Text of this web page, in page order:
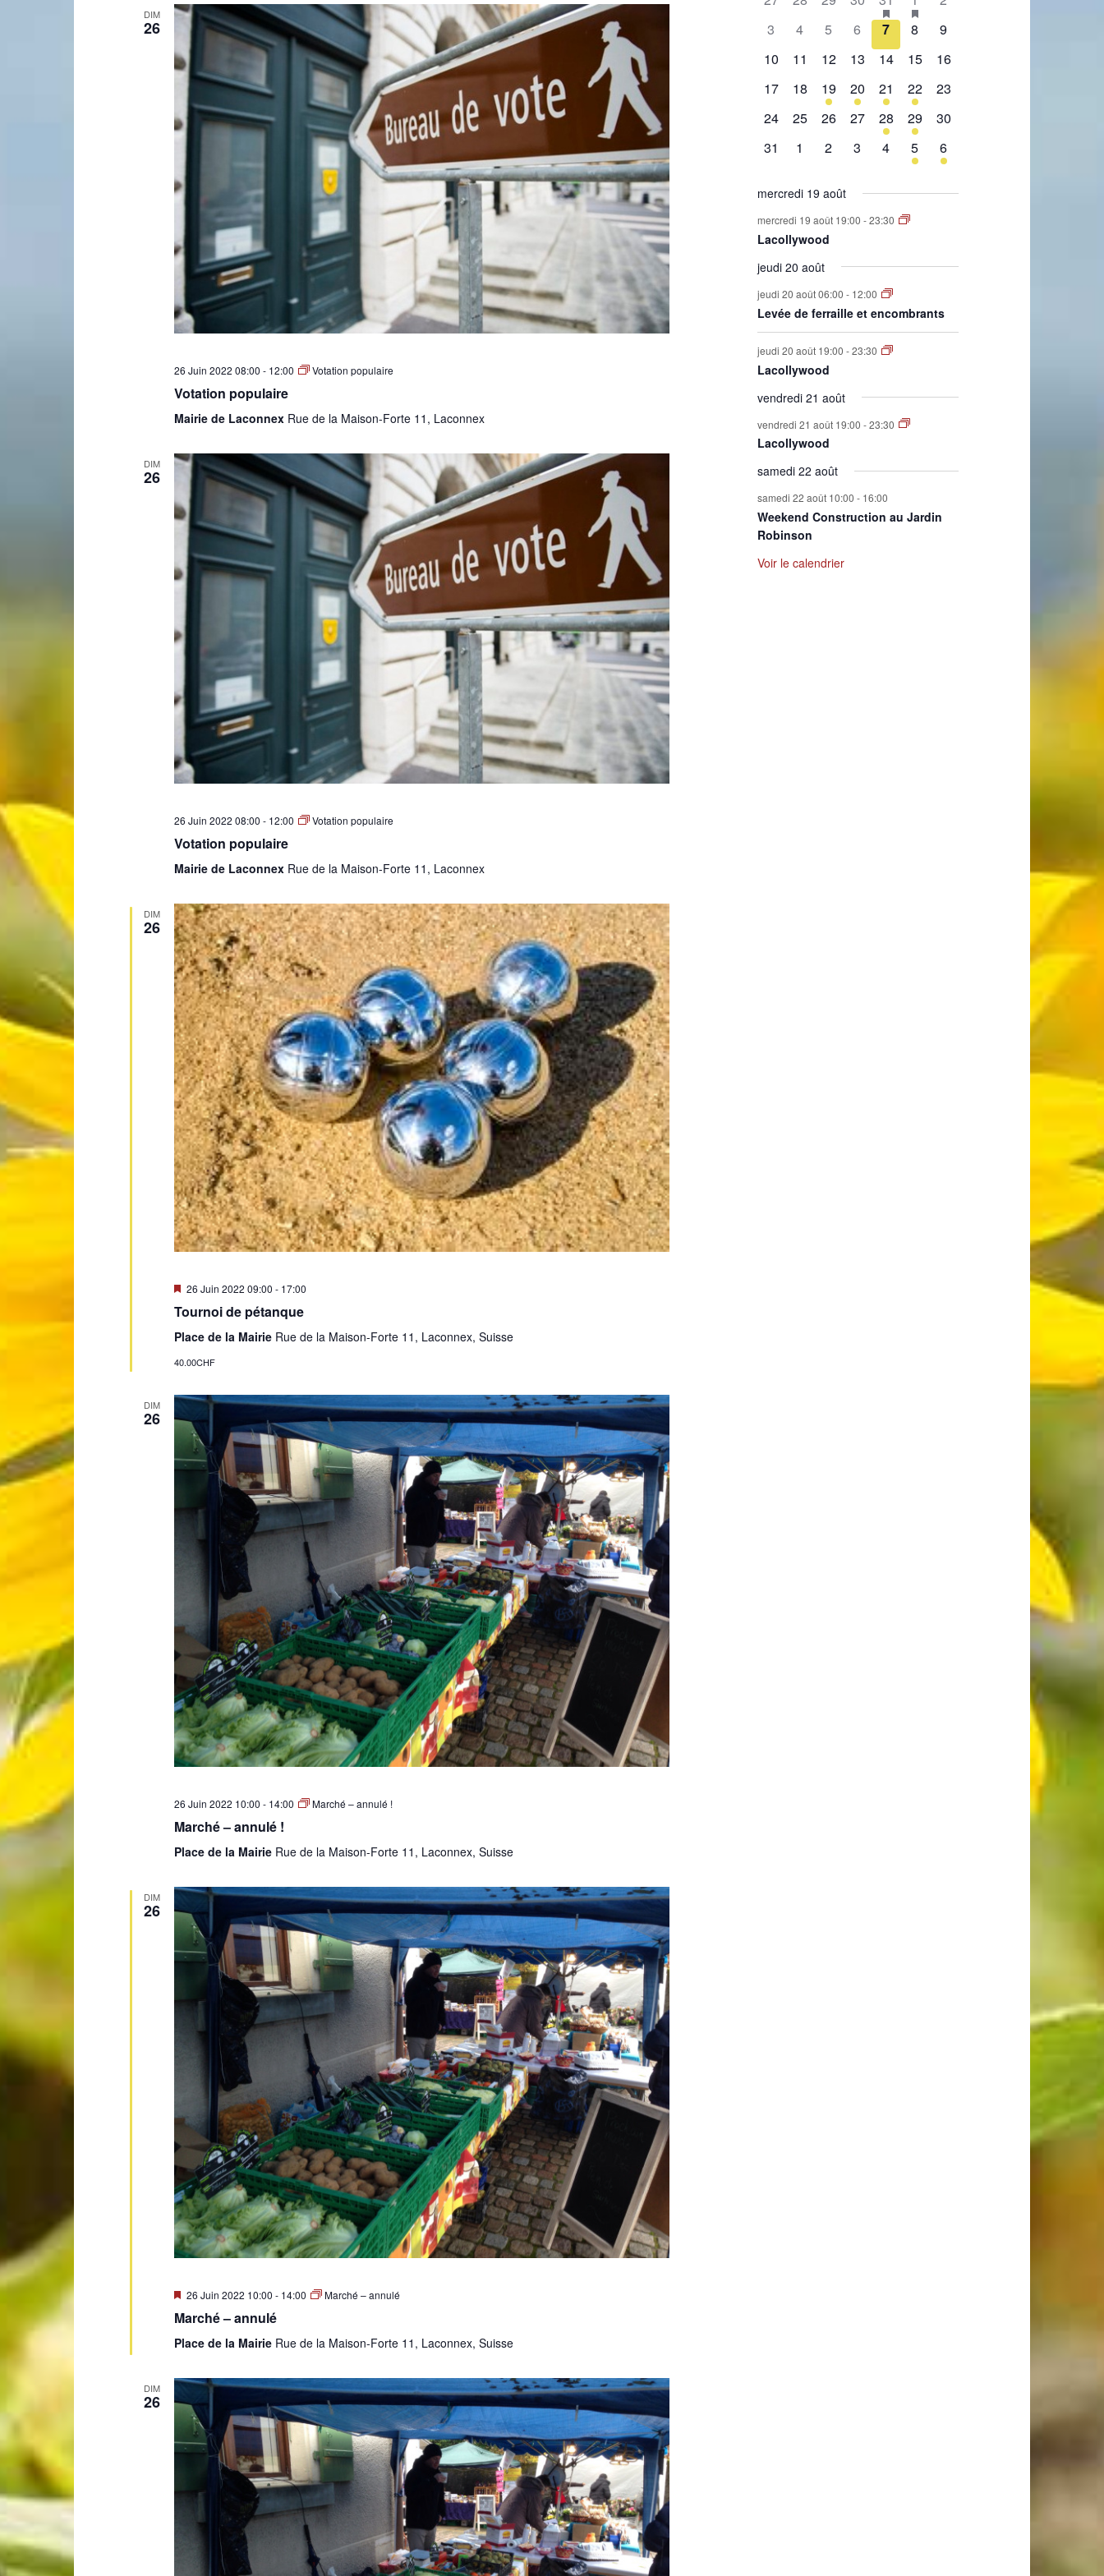
DIM
26
26 Juin 2022 08:00 - 12:00 Votation populaire
Votation populaire
Mairie de Laconnex Rue de la Maison-Forte 11, Laconnex
DIM
26
26 Juin 2022 08:00 - 12:00 Votation populaire
Votation populaire
Mairie de Laconnex Rue de la Maison-Forte 11, Laconnex
DIM
26
Mis
avant
26 Juin 2022 09:00 - 17:00
Tournoi de pétanque
Place de la Mairie Rue de la Maison-Forte 11, Laconnex, Suisse
40.00CHF
DIM
26
26 Juin 2022 10:00 - 14:00 Marché – annulé !
Marché – annulé !
Place de la Mairie Rue de la Maison-Forte 11, Laconnex, Suisse
DIM
26
Mis
avant
26 Juin 2022 10:00 - 14:00 Marché – annulé
Marché – annulé
Place de la Mairie Rue de la Maison-Forte 11, Laconnex, Suisse
DIM
26
de
Évènements
évènement,évènement,
évènement,évènements,
0
3
0
4
0
évènement,
5
0
évènement,
6
0
évènement,
7
0
8
0
9
0
10
0
11
0
12
0
13
0
14
0
15
0
16
0
évènement,
17
0
évènement,
18
1
évènement,
19
2
évènements,
20
1
évènement,
21
2
évènements,
22
0
23
0
24
0
25
0
évènement,
26
0
évènement,
27
1
évènement,
28
1
évènement,
29
0
30
0
31
0
1
0
2
0
évènement,
3
0
évènement,
4
1
évènement,
5
1
évènement,
6
mercredi 19 août
mercredi 19 août 19:00 -23:30
Lacollywood
jeudi 20 août
jeudi 20 août 06:00 - 12:00
Levée de ferraille et encombrants
jeudi 20 août 19:00 -23:30
Lacollywood
vendredi 21 août
vendredi 21 août 19:00 -23:30
Lacollywood
samedi 22 août
samedi 22 août 10:00 - 16:00
Weekend Construction au Jardin
Robinson
Voir le calendrier